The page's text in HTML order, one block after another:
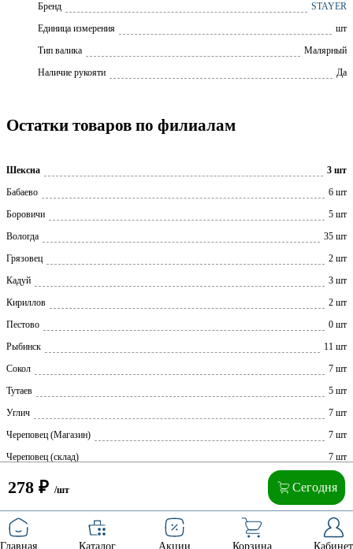
Бренд
STAYER
Единица измерения
шт
Тип валика
Малярный
Наличие рукояти
Да
Остатки товаров по филиалам
Шексна
3 шт
Бабаево
6 шт
Боровичи
5 шт
Вологда
35 шт
Грязовец
2 шт
Кадуй
3 шт
Кириллов
2 шт
Пестово
0 шт
Рыбинск
11 шт
Сокол
7 шт
Тутаев
5 шт
Углич
7 шт
Череповец (Магазин)
7 шт
Череповец (склад)
7 шт
278 ₽ /шт Сегодня
Главная Каталог Акции Корзина Кабинет